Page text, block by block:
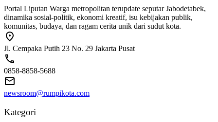
Portal Liputan Warga metropolitan terupdate seputar Jabodetabek,
dinamika sosial-politik, ekonomi kreatif, isu kebijakan publik,
komunitas, budaya, dan ragam cerita unik dari sudut kota.
Jl. Cempaka Putih 23 No. 29 Jakarta Pusat
0858-8858-5688
newsroom@rumpikota.com
Kategori